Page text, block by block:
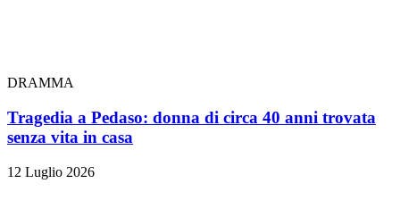
DRAMMA
Tragedia a Pedaso: donna di circa 40 anni trovata
senza vita in casa
12 Luglio 2026